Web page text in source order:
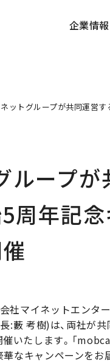
企業情報
ットグループが共同運営
ループ
5周年記
社マイネットエンタ
:藪 考樹)は、両社が
いたします。「
なキャンペーンをお